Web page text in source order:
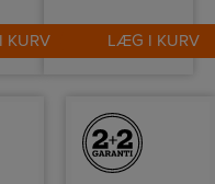
KURV LÆG I KURV